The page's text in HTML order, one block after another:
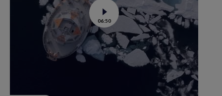
Voir
la
vidéo
de
Tara
Polar
station
:
06:50